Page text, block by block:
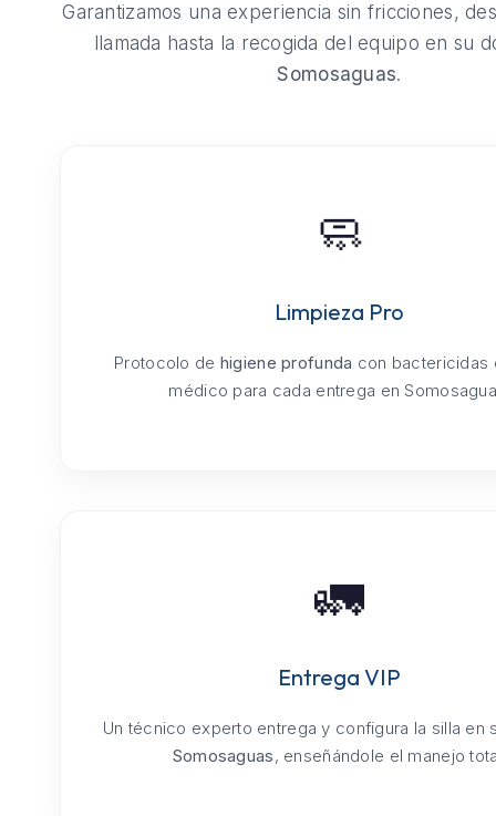
Garantizamos una experiencia sin fricciones,
llamada hasta la recogida del equipo en su
Somosaguas.
🧼
Limpieza Pro
Protocolo de higiene profunda con bactericidas
médico para cada entrega en
🚛
Entrega VIP
Un técnico experto entrega y configura la silla en
Somosaguas, enseñándole el manejo